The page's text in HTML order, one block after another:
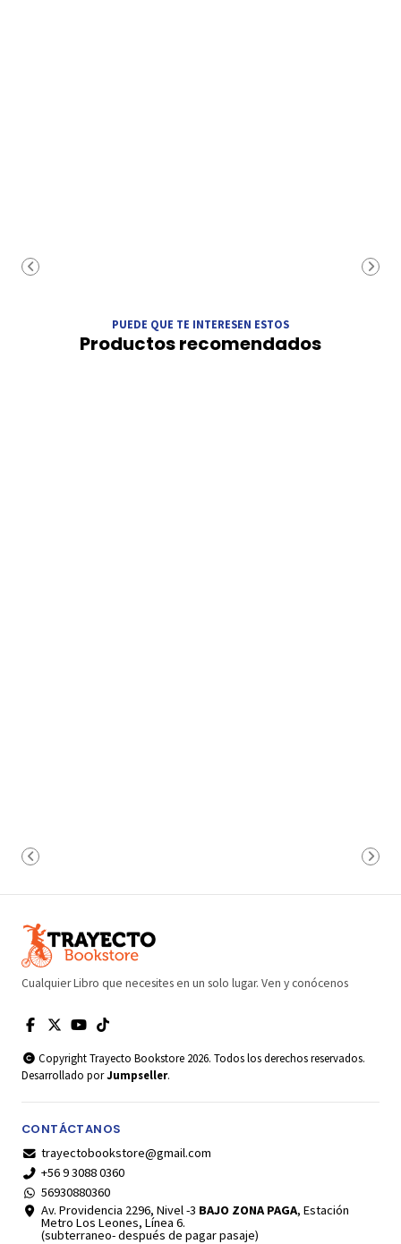
PUEDE QUE TE INTERESEN ESTOS
Productos recomendados
Cualquier Libro que necesites en un solo lugar. Ven y conócenos
Copyright Trayecto Bookstore 2026. Todos los derechos reservados.
Desarrollado porJumpseller.
CONTÁCTANOS
trayectobookstore@gmail.com
+56 9 3088 0360
56930880360
Av. Providencia 2296, Nivel -3 BAJO ZONA PAGA, Estación
Metro Los Leones, Línea 6.
(subterraneo- después de pagar pasaje)